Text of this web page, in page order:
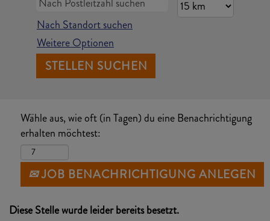
Nach Standort suchen
Weitere Optionen
Wähle aus, wie oft (in Tagen) du eine Benachrichtigung
erhalten möchtest:
JOB BENACHRICHTIGUNG ANLEGEN
Diese Stelle wurde leider bereits besetzt.